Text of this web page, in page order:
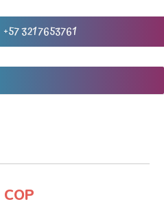
+57 321 7653761
COP